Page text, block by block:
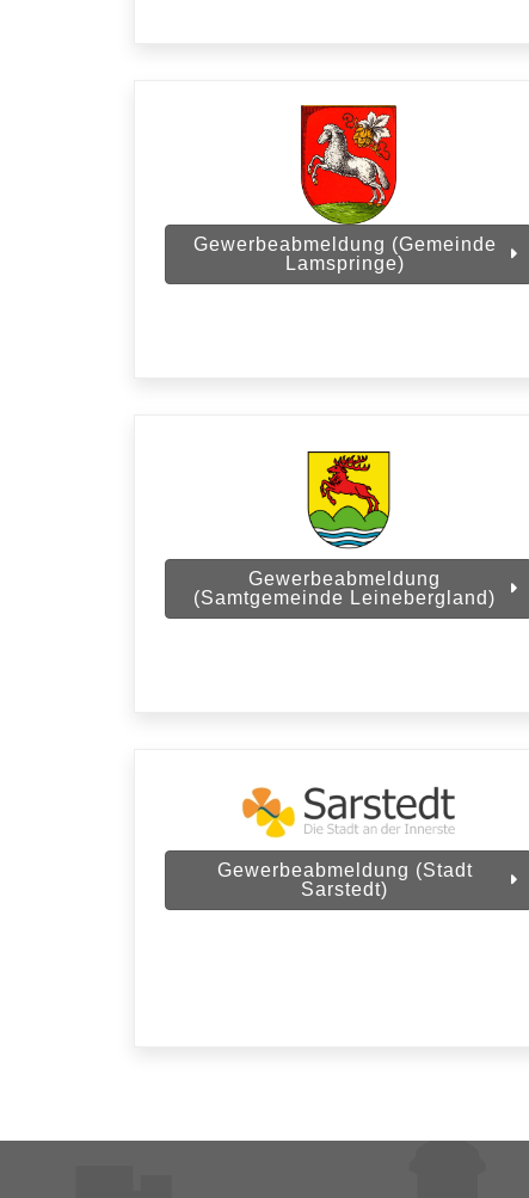
Gewerbeabmeldung (Gemeinde
Lamspringe)
Gewerbeabmeldung
(Samtgemeinde Leinebergland)
Gewerbeabmeldung (Stadt
Sarstedt)